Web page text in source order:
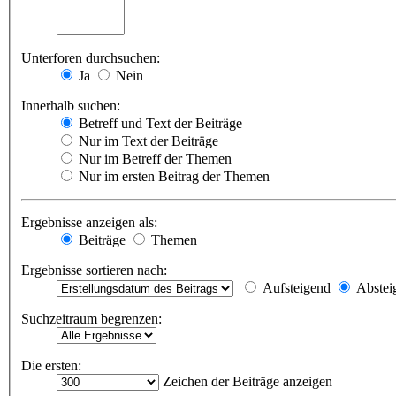
Unterforen durchsuchen:
Ja
Nein
Innerhalb suchen:
Betreff und Text der Beiträge
Nur im Text der Beiträge
Nur im Betreff der Themen
Nur im ersten Beitrag der Themen
Ergebnisse anzeigen als:
Beiträge
Themen
Ergebnisse sortieren nach:
Aufsteigend
Suchzeitraum begrenzen:
Die ersten:
Zeichen der Beiträge anzeigen